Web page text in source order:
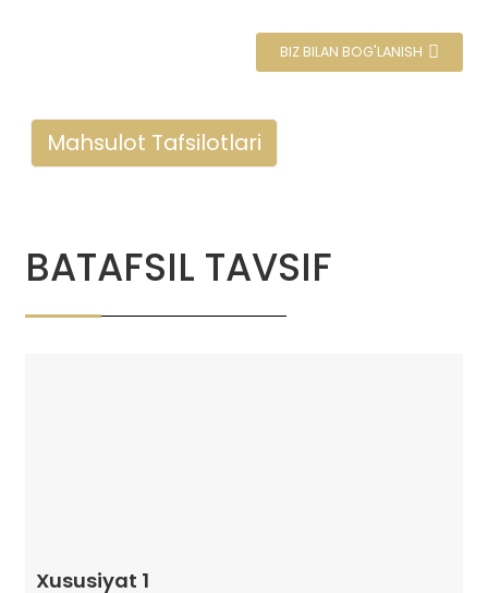
BIZ BILAN BOG'LANISH
Mahsulot Tafsilotlari
BATAFSIL TAVSIF
Xususiyat 1